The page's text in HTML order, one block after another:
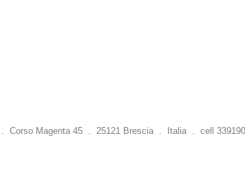
. Corso Magenta 45 . 25121 Brescia . Italia . cell